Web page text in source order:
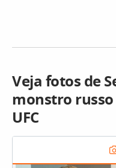
Veja fotos de
monstro russo
UFC